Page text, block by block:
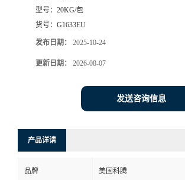
型号： 20KG/包
货号： G1633EU
发布日期： 2025-10-24
更新日期： 2026-08-07
发送咨询信息
产品详请
品牌 美国科腾